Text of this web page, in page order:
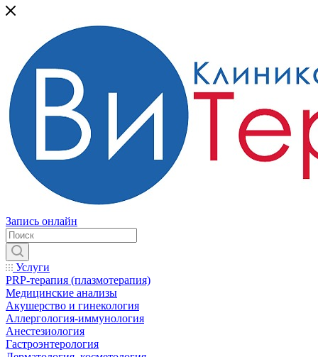
Запись онлайн
Услуги
PRP-терапия (плазмотерапия)
Медицинские анализы
Акушерство и гинекология
Аллергология-иммунология
Анестезиология
Гастроэнтерология